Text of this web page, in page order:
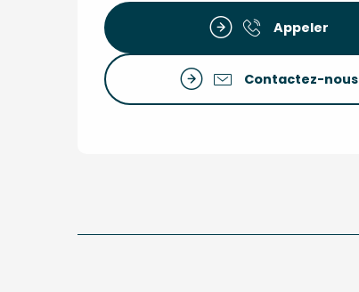
Appeler
Contactez-nous